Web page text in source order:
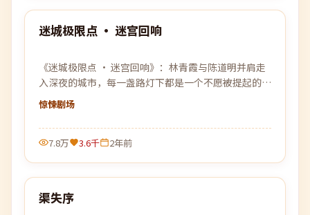
最新
迷城极限点 · 迷宫回响
《迷城极限点 · 迷宫回响》：林青霞与陈道明并肩走
入深夜的城市，每一盏路灯下都是一个不愿被提起的过
去。
惊悚剧场
7.8万 3.6千 2年前
最新
99:36
渠失序